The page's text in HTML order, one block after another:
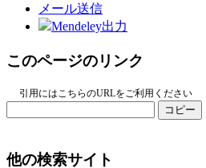
メール送信
Mendeley出力
このページのリンク
引用にはこちらのURLをご利用ください
コピー
他の検索サイト